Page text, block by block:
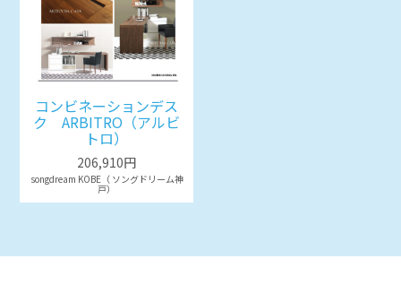
コンビネーションデス
ク ARBITRO（アルビ
トロ）
206,910円
songdream KOBE（ ソングドリーム神
戸）